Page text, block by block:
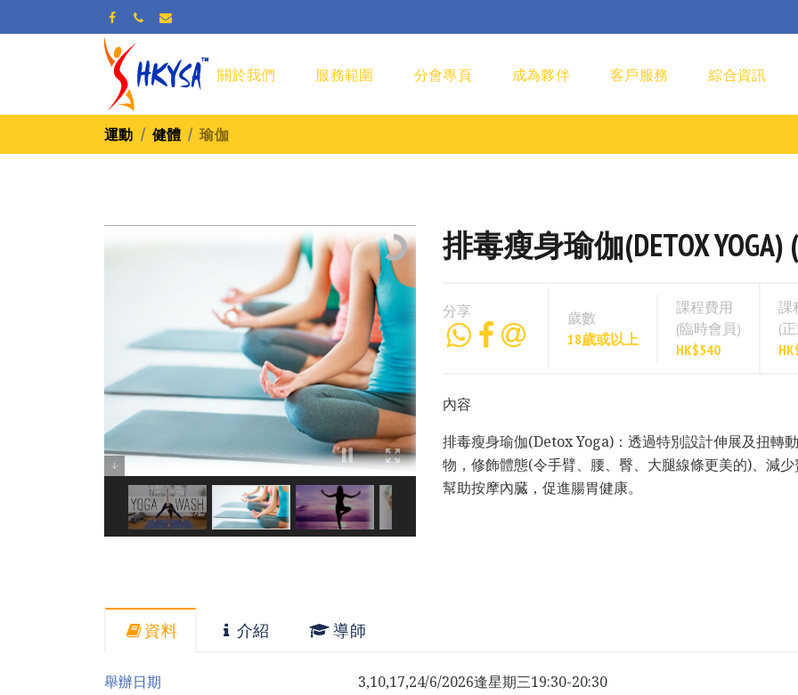
關於我們 服務範圍 分會專頁 成為夥伴 客戶服務 綜合資訊
運動 健體 瑜伽
排毒瘦身瑜伽(DETOX YOGA)
分享
歲數
18歲或以上
課程費用
(臨時會員)
HK$540
課
(
內容
排毒瘦身瑜伽(Detox Yoga)：透過特別設計伸展及扭轉
物，修飾體態(令手臂、腰、臀、大腿線條更美的)、減
幫助按摩內臓，促進腸胃健康。
資料 介紹 導師
舉辦日期
3,10,17,24/6/2026逢星期三19:30-20:30